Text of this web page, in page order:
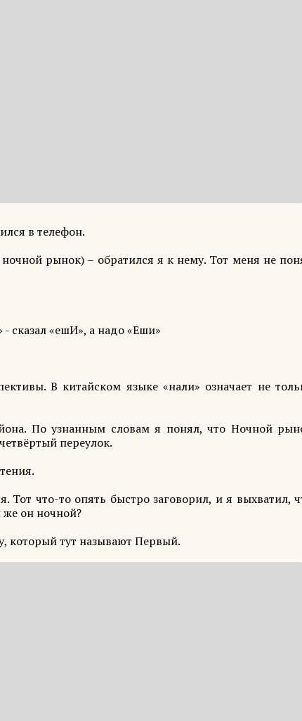
в телефон.
рынок) – обратился я к нему. Тот меня не
сказал «ешИ», а надо «Еши»
В китайском языке «нали» означает не
По узнанным словам я понял, что Ночной
переулок.
Тот что-то опять быстро заговорил, и я выхватил,
же он ночной?
тут называют Первый.